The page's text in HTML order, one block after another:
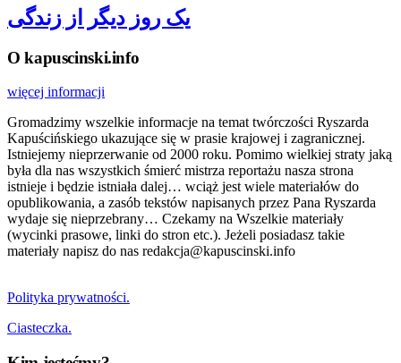
یک روز دیگر از زندگی
O kapuscinski.info
więcej informacji
Gromadzimy wszelkie informacje na temat twórczości Ryszarda
Kapuścińskiego ukazujące się w prasie krajowej i zagranicznej.
Istniejemy nieprzerwanie od 2000 roku. Pomimo wielkiej straty jaką
była dla nas wszystkich śmierć mistrza reportażu nasza strona
istnieje i będzie istniała dalej… wciąż jest wiele materiałów do
opublikowania, a zasób tekstów napisanych przez Pana Ryszarda
wydaje się nieprzebrany… Czekamy na Wszelkie materiały
(wycinki prasowe, linki do stron etc.). Jeżeli posiadasz takie
materiały napisz do nas redakcja@kapuscinski.info
Polityka prywatności.
Ciasteczka.